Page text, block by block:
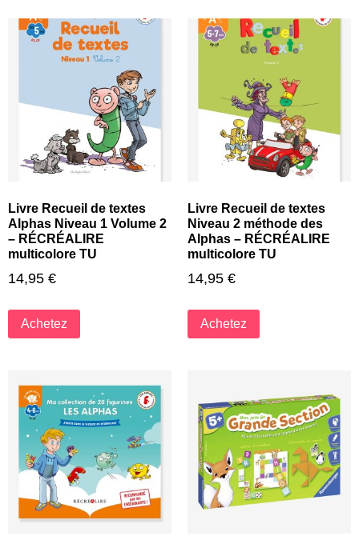
Livre Recueil de textes
Alphas Niveau 1 Volume 2
– RÉCRÉALIRE
multicolore TU
14,95 €
Achetez
Livre Recueil de textes
Niveau 2 méthode des
Alphas – RÉCRÉALIRE
multicolore TU
14,95 €
Achetez